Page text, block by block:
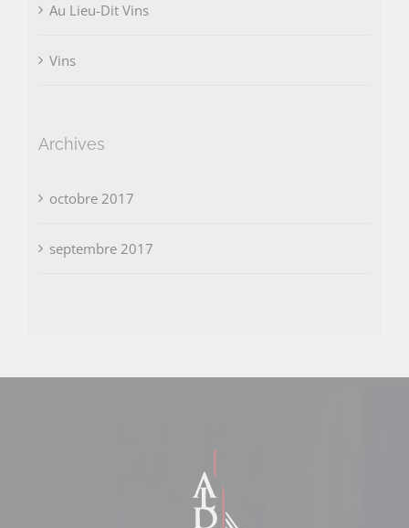
Au Lieu-Dit Vins
Vins
Archives
octobre 2017
septembre 2017